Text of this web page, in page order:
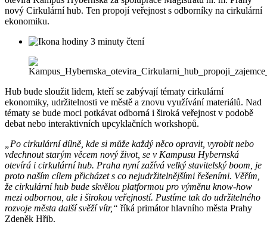
nový Cirkulární hub. Ten propojí veřejnost s odborníky na cirkulární
ekonomiku.
3 minuty čtení
Hub bude sloužit lidem, kteří se zabývají tématy cirkulární
ekonomiky, udržitelnosti ve městě a znovu využívání materiálů. Nad
tématy se bude moci potkávat odborná i široká veřejnost v podobě
debat nebo interaktivních upcyklačních workshopů.
„Po cirkulární dílně, kde si může každý něco opravit, vyrobit nebo
vdechnout starým věcem nový život, se v Kampusu Hybernská
otevírá i cirkulární hub. Praha nyní zažívá velký stavitelský boom, je
proto naším cílem přicházet s co nejudržitelnějšími řešeními. Věřím,
že cirkulární hub bude skvělou platformou pro výměnu know-how
mezi odbornou, ale i širokou veřejností. Pustíme tak do udržitelného
rozvoje města další svěží vítr,“ říká primátor hlavního města Prahy
Zdeněk Hřib.